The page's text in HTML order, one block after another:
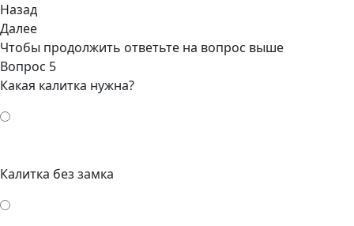
Назад
Далее
Чтобы продолжить ответьте на вопрос выше
Вопрос 5
Какая калитка нужна?
Калитка без замка